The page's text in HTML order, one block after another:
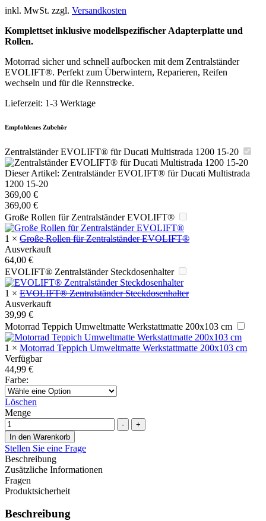
inkl. MwSt. zzgl. Versandkosten
Komplettset inklusive modellspezifischer Adapterplatte und
Rollen.
Motorrad sicher und schnell aufbocken mit dem Zentralständer
EVOLIFT®. Perfekt zum Überwintern, Reparieren, Reifen
wechseln und für die Rennstrecke.
Lieferzeit: 1-3 Werktage
Empfohlenes Zubehör
Zentralständer EVOLIFT® für Ducati Multistrada 1200 15-20
Dieser Artikel: Zentralständer EVOLIFT® für Ducati Multistrada
1200 15-20
369,00 €
369,00 €
Große Rollen für Zentralständer EVOLIFT®
1 × Große Rollen für Zentralständer EVOLIFT®
Ausverkauft
64,00 €
EVOLIFT® Zentralständer Steckdosenhalter
1 × EVOLIFT® Zentralständer Steckdosenhalter
Ausverkauft
39,99 €
Motorrad Teppich Umweltmatte Werkstattmatte 200x103 cm
1 × Motorrad Teppich Umweltmatte Werkstattmatte 200x103 cm
Verfügbar
44,99 €
Farbe:
Löschen
Menge
-
+
In den Warenkorb
Stellen Sie eine Frage
Beschreibung
Zusätzliche Informationen
Fragen
Produktsicherheit
Beschreibung